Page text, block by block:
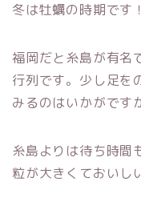
冬は牡蠣の時期です
福岡だと糸島が有名
行列です。少し足を
みるのはいかがです
糸島よりは待ち時間
粒が大きくておい